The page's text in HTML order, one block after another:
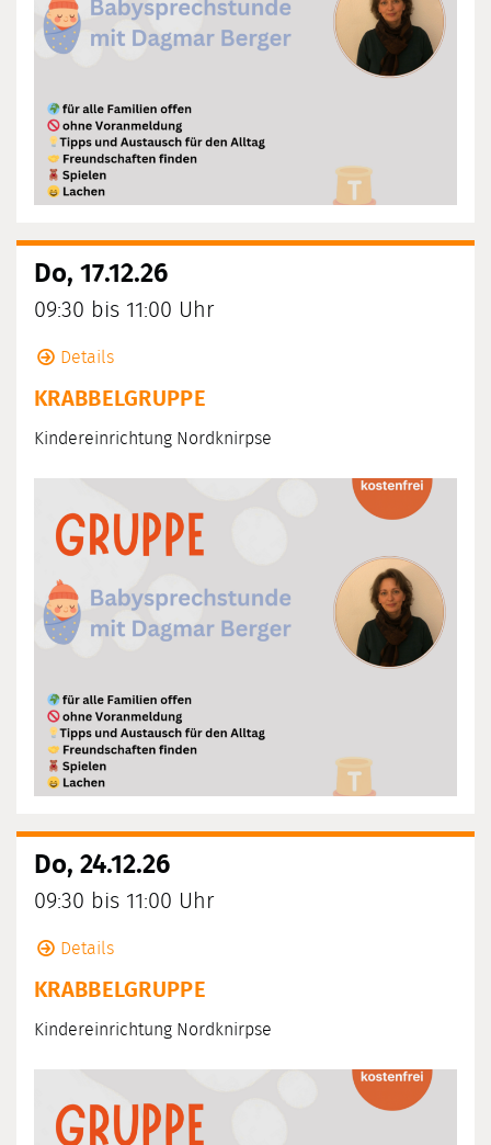
Do, 17.12.26
09:30 bis 11:00 Uhr
Details
KRABBELGRUPPE
Kindereinrichtung Nordknirpse
Do, 24.12.26
09:30 bis 11:00 Uhr
Details
KRABBELGRUPPE
Kindereinrichtung Nordknirpse